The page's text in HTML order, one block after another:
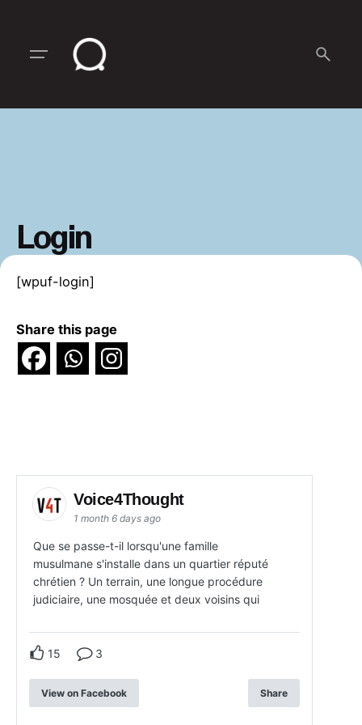
content
Login
[wpuf-login]
Share this page
Voice4Thought
1 month 6 days ago
Que se passe-t-il lorsqu'une famille
musulmane s'installe dans un quartier réputé
chrétien ? Un terrain, une longue procédure
judiciaire, une mosquée et deux voisins qui
15 3
View on Facebook Share